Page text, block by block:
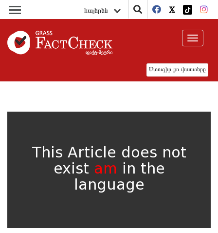
հայերեն
Ստուգիր քո փաստերը
Toggle
This Article does not
exist am in the
language